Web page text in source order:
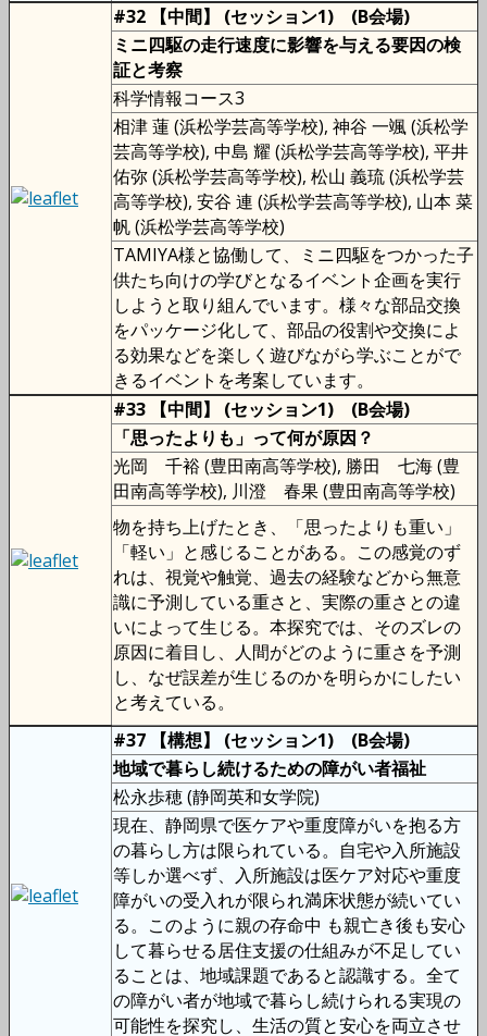
#32 【中間】 (セッション1) (B会場)
ミニ四駆の走行速度に影響を与える要因の検
証と考察
科学情報コース3
相津 蓮 (浜松学芸高等学校), 神谷 一颯 (浜松学
芸高等学校), 中島 耀 (浜松学芸高等学校), 平井
佑弥 (浜松学芸高等学校), 松山 義琉 (浜松学芸
高等学校), 安谷 連 (浜松学芸高等学校), 山本 菜
帆 (浜松学芸高等学校)
TAMIYA様と協働して、ミニ四駆をつかった子
供たち向けの学びとなるイベント企画を実行
しようと取り組んでいます。様々な部品交換
をパッケージ化して、部品の役割や交換によ
る効果などを楽しく遊びながら学ぶことがで
きるイベントを考案しています。
#33 【中間】 (セッション1) (B会場)
「思ったよりも」って何が原因？
光岡 千裕 (豊田南高等学校), 勝田 七海 (豊
田南高等学校), 川澄 春果 (豊田南高等学校)
物を持ち上げたとき、「思ったよりも重い」
「軽い」と感じることがある。この感覚のず
れは、視覚や触覚、過去の経験などから無意
識に予測している重さと、実際の重さとの違
いによって生じる。本探究では、そのズレの
原因に着目し、人間がどのように重さを予測
し、なぜ誤差が生じるのかを明らかにしたい
と考えている。
#37 【構想】 (セッション1) (B会場)
地域で暮らし続けるための障がい者福祉
松永歩穂 (静岡英和女学院)
現在、静岡県で医ケアや重度障がいを抱る方
の暮らし方は限られている。自宅や入所施設
等しか選べず、入所施設は医ケア対応や重度
障がいの受入れが限られ満床状態が続いてい
る。このように親の存命中 も親亡き後も安心
して暮らせる居住支援の仕組みが不足してい
ることは、地域課題であると認識する。全て
の障がい者が地域で暮らし続けられる実現の
可能性を探究し、生活の質と安心を両立させ